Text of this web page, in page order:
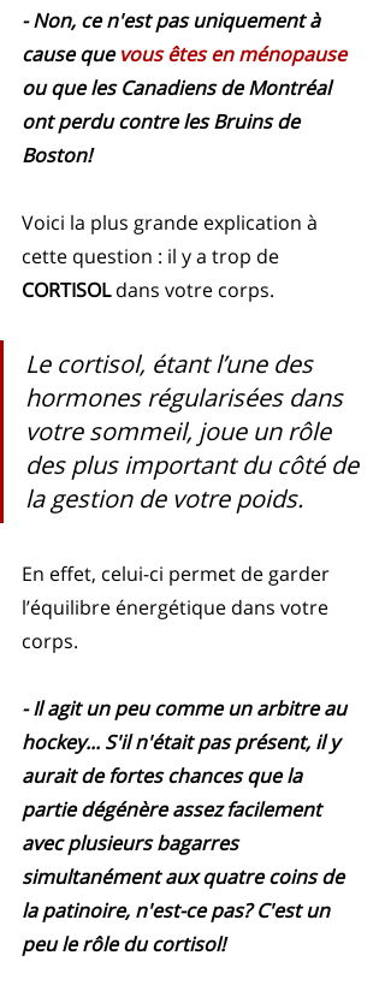
- Non, ce n'est pas uniquement à
cause que vous êtes en ménopause
ou que les Canadiens de Montréal
ont perdu contre les Bruins de
Boston!
Voici la plus grande explication à
cette question : il y a trop de
CORTISOL dans votre corps.
Le cortisol, étant l’une des
hormones régularisées dans
votre sommeil, joue un rôle
des plus important du côté de
la gestion de votre poids.
En effet, celui-ci permet de garder
l’équilibre énergétique dans votre
corps.
- Il agit un peu comme un arbitre au
hockey... S'il n'était pas présent, il y
aurait de fortes chances que la
partie dégénère assez facilement
avec plusieurs bagarres
simultanément aux quatre coins de
la patinoire, n'est-ce pas? C'est un
peu le rôle du cortisol!